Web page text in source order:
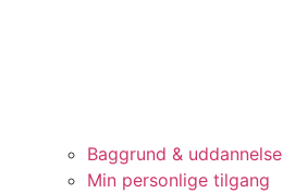
Baggrund & uddannelse
Min personlige tilgang